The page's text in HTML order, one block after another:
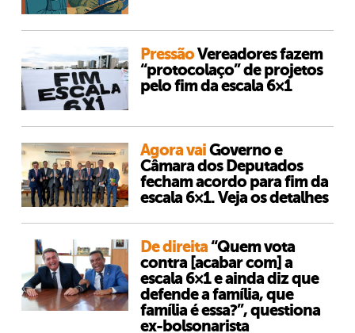
PressãoVereadores fazem
“protocolaço” de projetos
pelo fim da escala 6×1
Agora vaiGoverno e
Câmara dos Deputados
fecham acordo para fim da
escala 6×1. Veja os detalhes
De direita“Quem vota
contra [acabar com] a
escala 6×1 e ainda diz que
defende a família, que
família é essa?”, questiona
ex-bolsonarista